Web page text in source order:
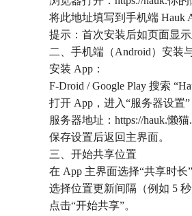
将此地址填写到手机端 Hauk
提示：首次安装后如页面显
二、手机端（Android）安装
安装 App：
F‑Droid / Google Play 搜索
打开 App，进入“服务器设置”
服务器地址：https://hauk.懒猫
保存设置后返回主界面。
三、开始共享位置
在 App 主界面选择“共享时长
选择位置更新间隔（例如 5 秒
点击“开始共享”。